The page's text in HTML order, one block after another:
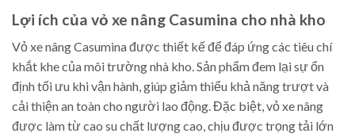
Lợi ích của vỏ xe nâng Casumina cho nhà kho
Vỏ xe nâng Casumina được thiết kế để đáp ứng các tiêu chí
khắt khe của môi trường nhà kho. Sản phẩm đem lại sự ổn
định tối ưu khi vận hành, giúp giảm thiểu khả năng trượt và
cải thiện an toàn cho người lao động. Đặc biệt, vỏ xe nâng
được làm từ cao su chất lượng cao, chịu được trọng tải lớn